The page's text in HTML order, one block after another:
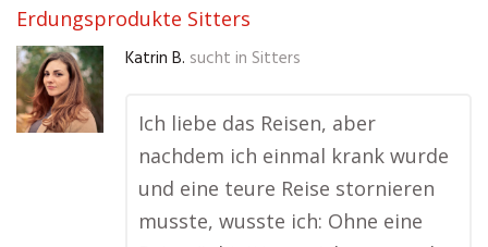
Erdungsprodukte Sitters
Katrin B. sucht in Sitters
Ich liebe das Reisen, aber
nachdem ich einmal krank wurde
und eine teure Reise stornieren
musste, wusste ich: Ohne eine